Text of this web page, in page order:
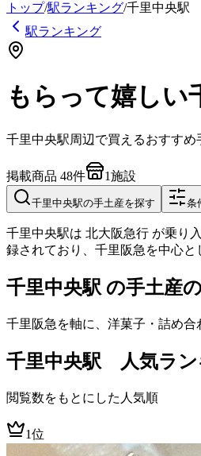
トップ/駅ランキング/千里中央駅
駅ランキング
もらって嬉しい
千里中央駅周辺で買えるおすすめ
掲載商品 48件 1施設
千里中央駅の手土産を探す 条
千里中央駅は 北大阪急行 が乗り
録されており、千里阪急を中心
千里中央駅 の手土産
千里阪急を軸に、洋菓子・詰め合
千里中央駅 人気ラン
閲覧数をもとにした人気順
1位